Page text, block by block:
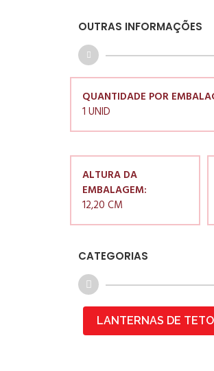
OUTRAS INFORMAÇÕES
QUANTIDADE POR
1 UNID
ALTURA DA
EMBALAGEM:
12,20 CM
CATEGORIAS
LANTERNAS DE TETO